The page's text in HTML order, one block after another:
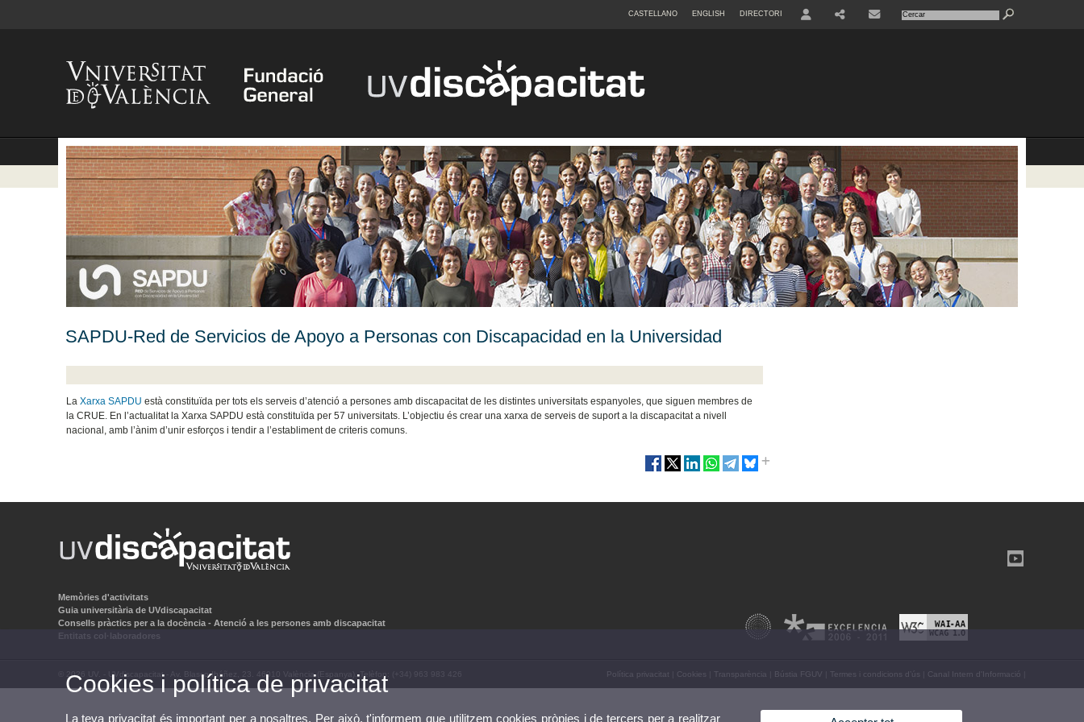
CASTELLANO ENGLISH DIRECTORI
SAPDU-Red de Servicios de Apoyo a Personas con Discapacidad en la Universidad
LaXarxa SAPDU està constituïda per tots els serveis d’atenció a persones amb discapacitat de les distintes universitats espanyoles, que siguen membres de
la CRUE. En l’actualitat la Xarxa SAPDU està constituïda per 57 universitats. L’objectiu és crear una xarxa de serveis de suport a la discapacitat a nivell
nacional, amb l’ànim d’unir esforços i tendir a l’establiment de criteris comuns.
Memòries d'activitats
Guia universitària de UVdiscapacitat
Consells pràctics per a la docència - Atenció a les persones amb discapacitat
Entitats col·laboradores
© 2026 UV. - UVdiscapacitat - Av. Blasco Ibáñez, 23. 46010 València (Espanya). Telèfon: (+34) 963 983 426 Política privacitat Cookies Transparència Bústia FGUV Termes i condicions d’ús Canal Intern d'Informació
Cookies i política de privacitat
La teva privacitat és important per a nosaltres. Per això, t'informem que utilitzem cookies pròpies i de tercers per a realitzar